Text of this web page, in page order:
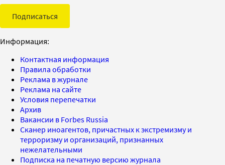
Подписаться
Информация:
Контактная информация
Правила обработки
Реклама в журнале
Реклама на сайте
Условия перепечатки
Архив
Вакансии в Forbes Russia
Сканер иноагентов, причастных к экстремизму и
терроризму и организаций, признанных
нежелательными
Подписка на печатную версию журнала